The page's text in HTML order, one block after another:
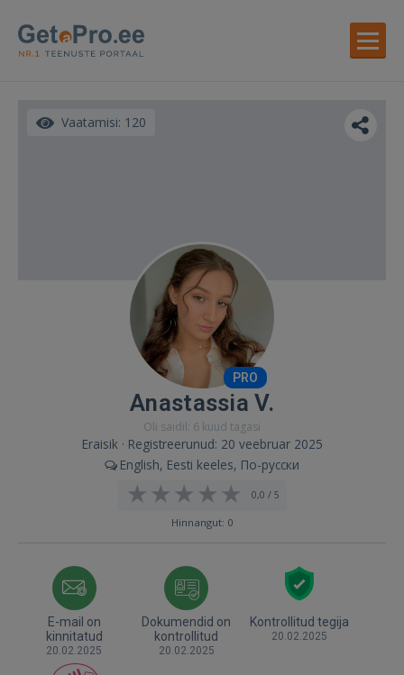
Vaatamisi: 120
PRO
Anastassia V.
Oli saidil: 6 kuud tagasi
Eraisik · Registreerunud: 20 veebruar 2025
English, Eesti keeles, По-русски
0,0 / 5
Hinnangut: 0
E-mail on
kinnitatud
20.02.2025
Dokumendid on
kontrollitud
20.02.2025
Kontrollitud tegija
20.02.2025